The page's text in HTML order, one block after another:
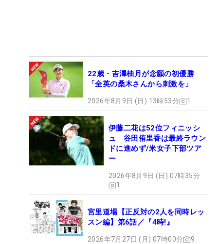
22歳・吉澤柚月が念願の初優勝
「全英の桑木さんから刺激を」
2026年8月9日 (日) 13時53分 1
伊藤二花は52位フィニッシ
ュ 谷田侑里香は最終ラウン
ドに進めず/米女子下部ツア
ー
2026年8月9日 (日) 07時35分
1
宮里道場【正反対の2人を同時レッ
スン編】第6話／『4時!』
2026年7月27日 (月) 07時00分 9